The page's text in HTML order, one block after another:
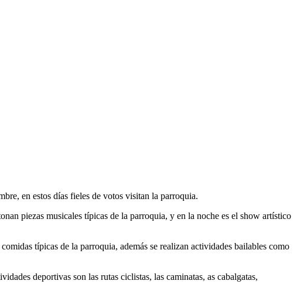
en estos días fieles de votos visitan la parroquia.
piezas musicales típicas de la parroquia, y en la noche es el show artístico
típicas de la parroquia, además se realizan actividades bailables como
deportivas son las rutas ciclistas, las caminatas, as cabalgatas,